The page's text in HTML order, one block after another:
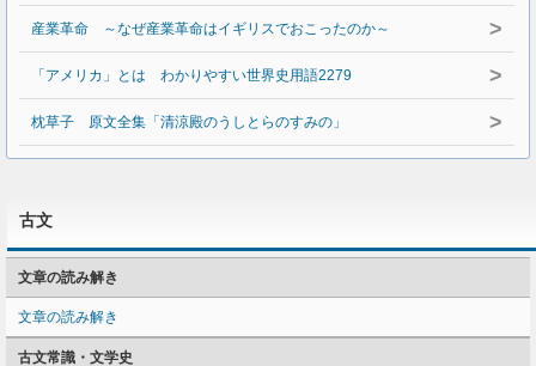
産業革命 ～なぜ産業革命はイギリスでおこったのか～ >
「アメリカ」とは わかりやすい世界史用語2279 >
枕草子 原文全集「清涼殿のうしとらのすみの」 >
古文
文章の読み解き
文章の読み解き
古文常識・文学史